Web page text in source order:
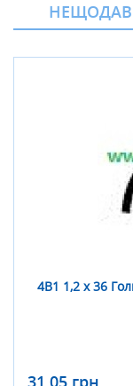
4В1 1,2 х 36
31,05 грн